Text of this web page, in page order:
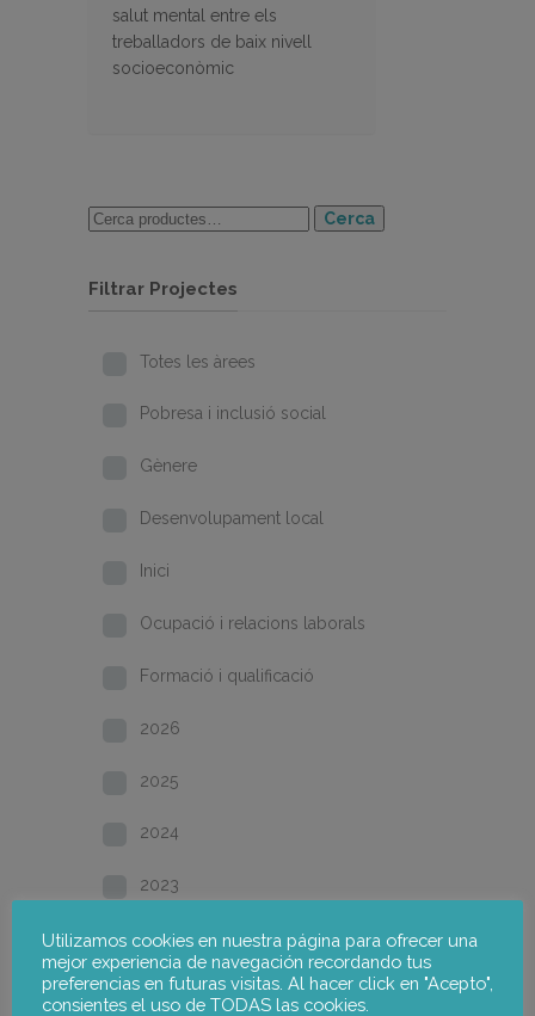
salut mental entre els
treballadors de baix nivell
socioeconòmic
Cerca
Filtrar Projectes
Totes les àrees
Pobresa i inclusió social
Gènere
Desenvolupament local
Inici
Ocupació i relacions laborals
Formació i qualificació
2026
2025
2024
2023
2022
2021
Utilizamos cookies en nuestra página para ofrecer una
mejor experiencia de navegación recordando tus
preferencias en futuras visitas. Al hacer click en "Acepto",
consientes el uso de TODAS las cookies.